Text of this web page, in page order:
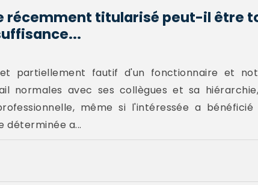
récemment titularisé peut-il être
partiellement fautif d'un fonctionnaire et
normales avec ses collègues et sa
même si l'intéressée a bénéficié
déterminée a...